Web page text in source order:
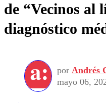
de “Vecinos al
diagnóstico
por Andrés
mayo 06,